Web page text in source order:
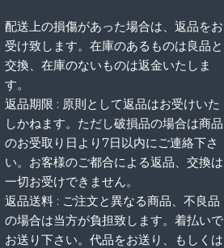
配送上の損傷があった場合は、返品をお
受け致します。在庫のあるものは良品と
交換、在庫のないものは返金いたしま
す。
返品期限 : 原則として返品はお受けいた
しかねます。ただし破損品の場合は商品
のお受取り日より7日以内にご連絡下さ
い。お客様のご都合による返品、交換は
一切お受けできません。
返品送料 : ご注文と異なる商品、不良品
の場合は当方が負担致します。着払いで
お送り下さい。代品をお送り、もしくは